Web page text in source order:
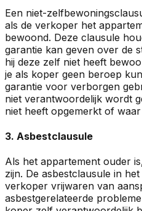
Een niet-
als de verkoper het
bewoond. Deze clausule
garantie kan geven over de
hij deze zelf niet heeft
je als koper geen beroep
garantie voor verborgen
niet verantwoordelijk wordt
niet heeft opgemerkt of
3. Asbestclausule
Als het appartement ouder
zijn. De asbestclausule in
verkoper vrijwaren van
asbestgerelateerde